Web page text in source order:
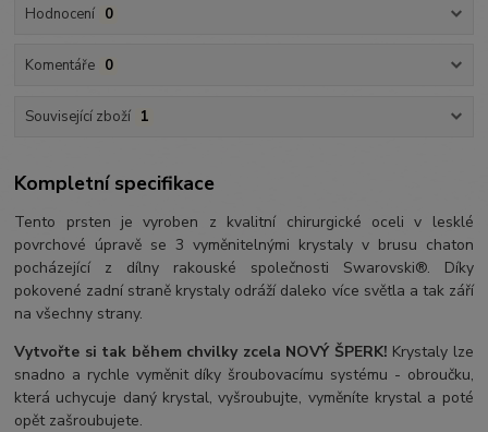
Hodnocení 0
Komentáře 0
Související zboží 1
Kompletní specifikace
Tento prsten je vyroben z kvalitní chirurgické oceli v lesklé
povrchové úpravě se 3 vyměnitelnými krystaly v brusu chaton
pocházející z dílny rakouské společnosti Swarovski®. Díky
pokovené zadní straně krystaly odráží daleko více světla a tak září
na všechny strany.
Vytvořte si tak během chvilky zcela NOVÝ ŠPERK! Krystaly lze
snadno a rychle vyměnit díky šroubovacímu systému - obroučku,
která uchycuje daný krystal, vyšroubujte, vyměníte krystal a poté
opět zašroubujete.